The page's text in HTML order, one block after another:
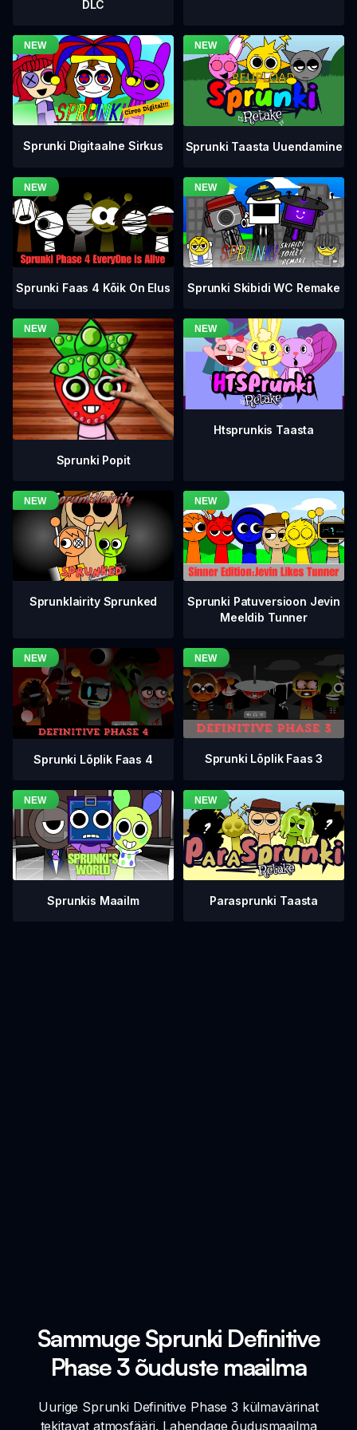
DLC
Sprunki Digitaalne Sirkus Sprunki Taasta Uuendamine
Sprunki Faas 4 Kõik On Elus Sprunki Skibidi WC Remake
Sprunki Popit
Htsprunkis Taasta
Sprunklairity Sprunked
Sprunki Patuversioon Jevin
Meeldib Tunner
Sprunki Lõplik Faas 4 Sprunki Lõplik Faas 3
Sprunkis Maailm Parasprunki Taasta
Sammuge Sprunki Definitive
Phase 3 õuduste maailma
Uurige Sprunki Definitive Phase 3 külmavärinat
tekitavat atmosfääri. Lahendage õudusmaailma